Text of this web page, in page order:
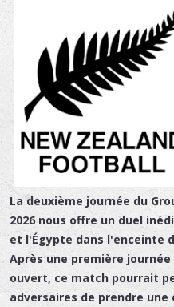
La deuxième journée du
2026 nous offre un duel
et l'Égypte dans l'enceinte
Après une première
ouvert, ce match pourrait
adversaires de prendre